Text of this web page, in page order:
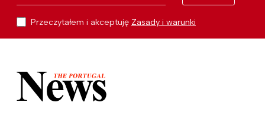
Przeczytałem i akceptuję Zasady i warunki